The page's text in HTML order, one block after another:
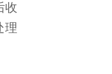
收
理